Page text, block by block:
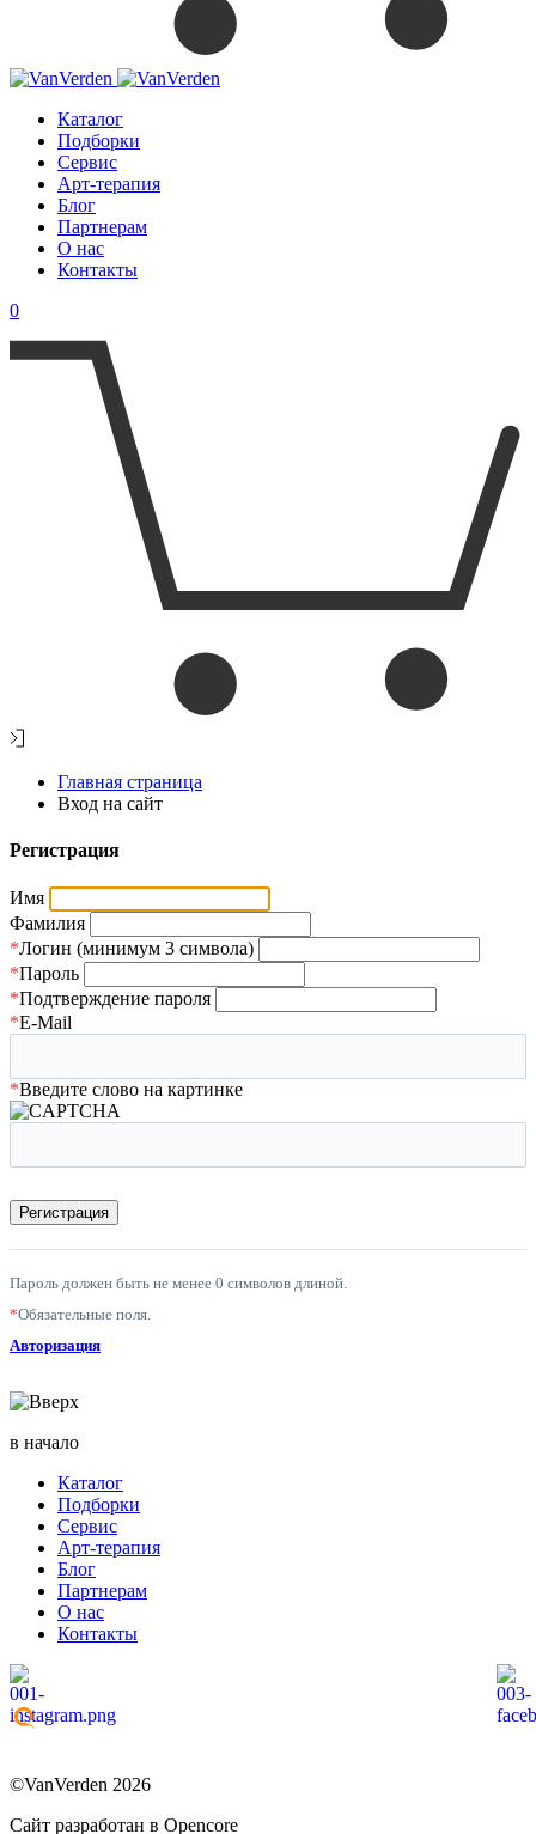
Каталог
Подборки
Сервис
Арт-терапия
Блог
Партнерам
О нас
Контакты
0
Главная страница
Вход на сайт
Регистрация
Имя
Фамилия
*Логин (минимум 3 символа)
*Пароль
*Подтверждение пароля
*E-Mail
*Введите слово на картинке
Пароль должен быть не менее 0 символов длиной.
*Обязательные поля.
Авторизация
в начало
Каталог
Подборки
Сервис
Арт-терапия
Блог
Партнерам
О нас
Контакты
©VanVerden 2026
Сайт разработан в Opencore